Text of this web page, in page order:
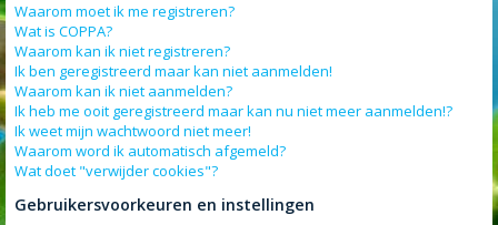
Waarom moet ik me registreren?
Wat is COPPA?
Waarom kan ik niet registreren?
Ik ben geregistreerd maar kan niet aanmelden!
Waarom kan ik niet aanmelden?
Ik heb me ooit geregistreerd maar kan nu niet meer aanmelden!?
Ik weet mijn wachtwoord niet meer!
Waarom word ik automatisch afgemeld?
Wat doet "verwijder cookies"?
Gebruikersvoorkeuren en instellingen